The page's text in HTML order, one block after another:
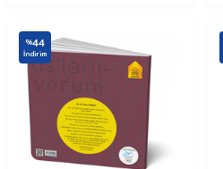
%44
İndirim